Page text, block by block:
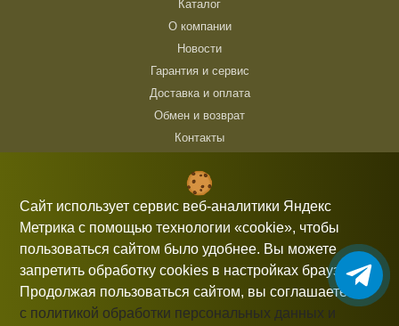
Каталог
О компании
Новости
Гарантия и сервис
Доставка и оплата
Обмен и возврат
Контакты
10:00 — 21:00 без выходных
gorbushka-moscow@yandex.ru
Сайт использует сервис веб-аналитики Яндекс
Метрика с помощью технологии «cookie», чтобы
пользоваться сайтом было удобнее. Вы можете
запретить обработку cookies в настройках браузера.
Продолжая пользоваться сайтом, вы соглашаетесь
с политикой обработки персональных данных и